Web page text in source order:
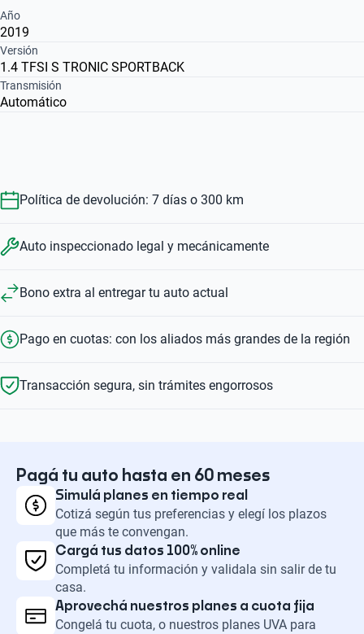
Año
2019
Versión
1.4 TFSI S TRONIC SPORTBACK
Transmisión
Automático
Política de devolución: 7 días o 300 km
Auto inspeccionado legal y mecánicamente
Bono extra al entregar tu auto actual
Pago en cuotas: con los aliados más grandes de la región
Transacción segura, sin trámites engorrosos
Pagá tu auto hasta en 60 meses
Simulá planes en tiempo real
Cotizá según tus preferencias y elegí los plazos
que más te convengan.
Cargá tus datos 100% online
Completá tu información y validala sin salir de tu
casa.
Aprovechá nuestros planes a cuota fija
Congelá tu cuota, o nuestros planes UVA para